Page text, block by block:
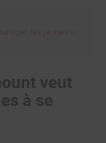
veut
à se